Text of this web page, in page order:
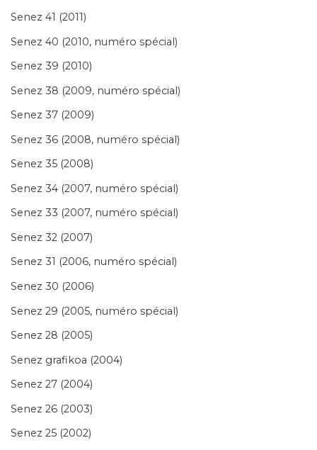
Senez 41 (2011)
Senez 40 (2010, numéro spécial)
Senez 39 (2010)
Senez 38 (2009, numéro spécial)
Senez 37 (2009)
Senez 36 (2008, numéro spécial)
Senez 35 (2008)
Senez 34 (2007, numéro spécial)
Senez 33 (2007, numéro spécial)
Senez 32 (2007)
Senez 31 (2006, numéro spécial)
Senez 30 (2006)
Senez 29 (2005, numéro spécial)
Senez 28 (2005)
Senez grafikoa (2004)
Senez 27 (2004)
Senez 26 (2003)
Senez 25 (2002)